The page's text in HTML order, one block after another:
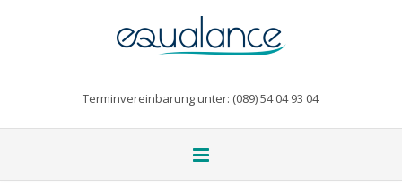
Terminvereinbarung unter: (089) 54 04 93 04